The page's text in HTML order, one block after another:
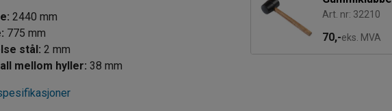
: 2440 mm
: 775 mm
Tykkelse stål: 2 mm
mellom hyller: 38 mm
Art. nr: 32210
70,-eks. MVA